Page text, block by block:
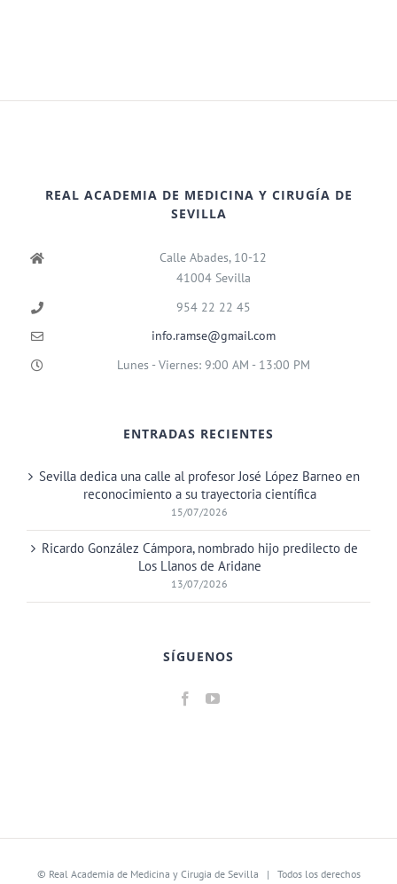
REAL ACADEMIA DE MEDICINA Y CIRUGÍA DE
SEVILLA
Calle Abades, 10-12
41004 Sevilla
954 22 22 45
info.ramse@gmail.com
Lunes - Viernes: 9:00 AM - 13:00 PM
ENTRADAS RECIENTES
Sevilla dedica una calle al profesor José López Barneo en
reconocimiento a su trayectoria científica
15/07/2026
Ricardo González Cámpora, nombrado hijo predilecto de
Los Llanos de Aridane
13/07/2026
SÍGUENOS
© Real Academia de Medicina y Cirugia de Sevilla | Todos los derechos